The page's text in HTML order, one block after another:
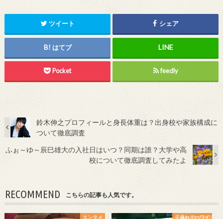
ツイート シェア
はてブ
Pocket feedly
鈴木伸之プロフィールと身長体重は？出身校や家族構成に
ついて徹底調査
ふぉ～ゆ～辰巳雄大の入社日はいつ？同期は誰？大学や高
校について徹底調査してみたよ
RECOMMEND こちらの記事も人気です。
エンタメ 子連れでハワイ